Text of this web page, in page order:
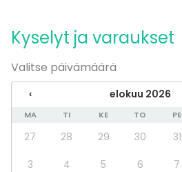
Pikkujoulut
Tilatyypit
Ravintola
Kabinetti
Baari
Kyselyt ja varaukset
Valitse päivämäärä
‹ elokuu 2026
MA TI KE TO PE
27 28 29 30 31
3
4 5 6 7